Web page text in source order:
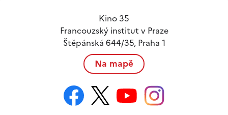
Kino 35
Francouzský institut v Praze
Štěpánská 644/35, Praha 1
Na mapě